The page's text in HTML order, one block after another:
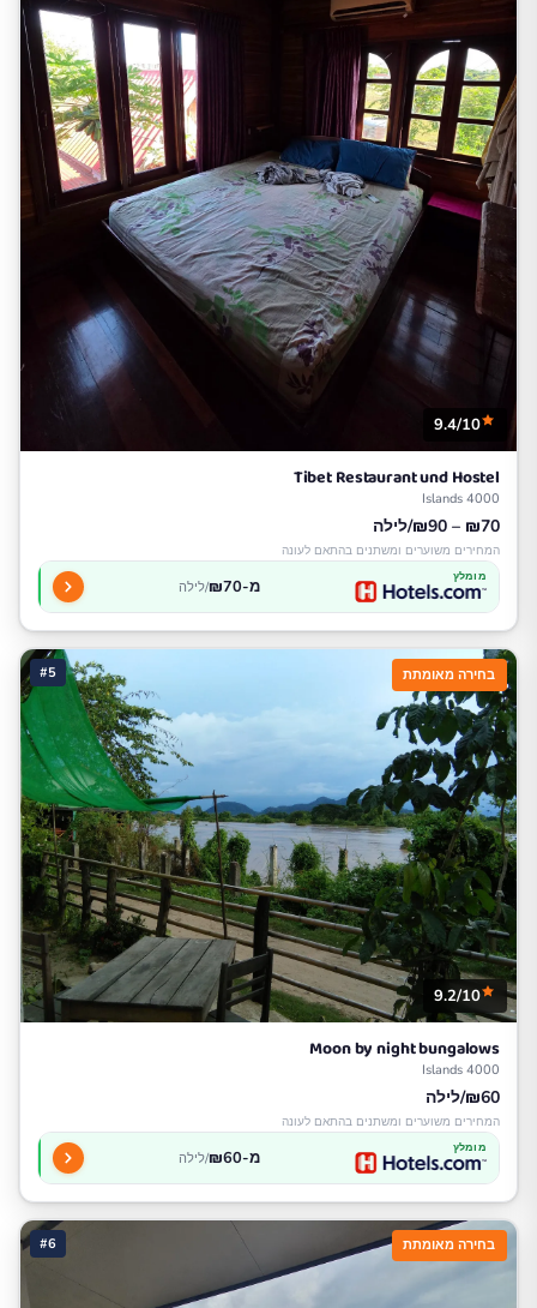
9.4/10
Tibet Restaurant und Hostel
4000 Islands
₪70 – ₪90/לילה
המחירים משוערים ומשתנים בהתאם לעונה
מומלץ מ-₪70 /לילה
#5 בחירה מאומתת
9.2/10
Moon by night bungalows
4000 Islands
₪60/לילה
המחירים משוערים ומשתנים בהתאם לעונה
מומלץ מ-₪60 /לילה
#6 בחירה מאומתת